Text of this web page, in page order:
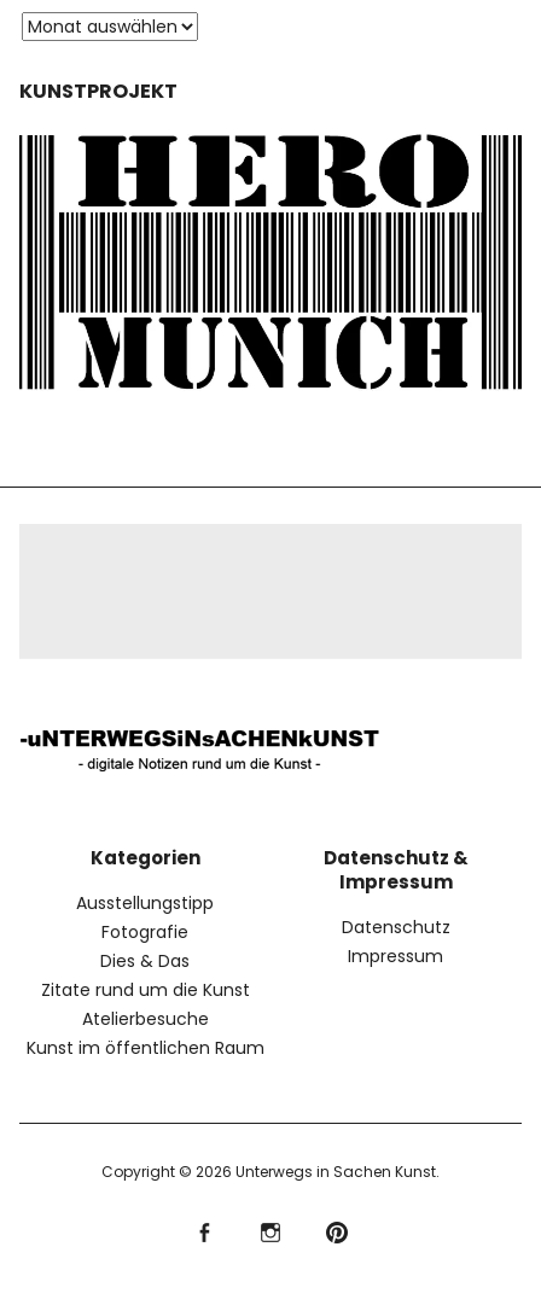
KUNSTPROJEKT
Kategorien
Ausstellungstipp
Fotografie
Dies & Das
Zitate rund um die Kunst
Atelierbesuche
Kunst im öffentlichen Raum
Datenschutz &
Impressum
Datenschutz
Impressum
Copyright © 2026 Unterwegs in Sachen Kunst